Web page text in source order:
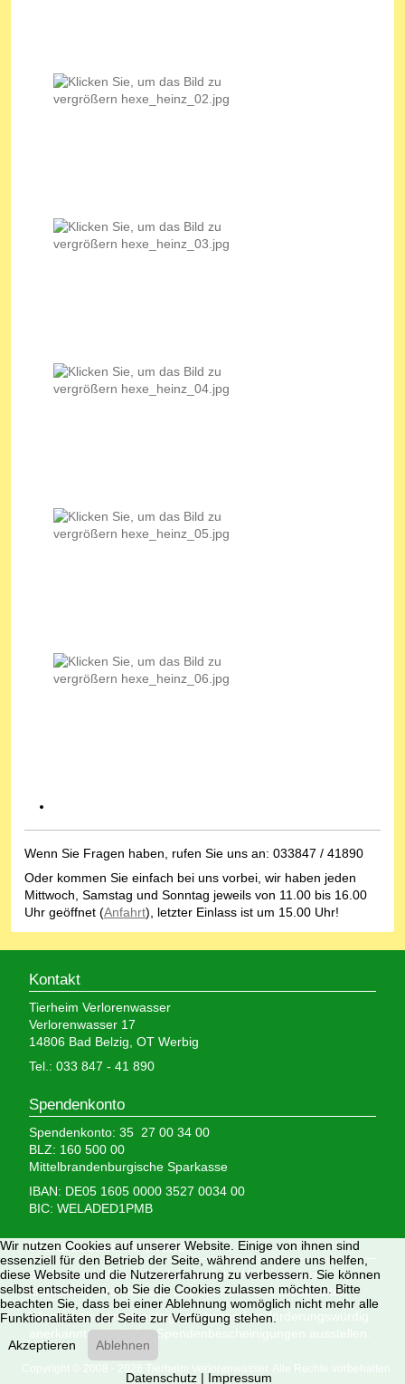
Wenn Sie Fragen haben, rufen Sie uns an: 033847 / 41890
Oder kommen Sie einfach bei uns vorbei, wir haben jeden
Mittwoch, Samstag und Sonntag jeweils von 11.00 bis 16.00
Uhr geöffnet (Anfahrt), letzter Einlass ist um 15.00 Uhr!
Kontakt
Tierheim Verlorenwasser
Verlorenwasser 17
14806 Bad Belzig, OT Werbig
Tel.: 033 847 - 41 890
Spendenkonto
Spendenkonto: 35 27 00 34 00
BLZ: 160 500 00
Mittelbrandenburgische Sparkasse
IBAN: DE05 1605 0000 3527 0034 00
BIC: WELADED1PMB
Wir brauchen Ihre Hilfe,
denn wir erhalten keinerlei staatliche Hilfe, sondern
finanzieren das Tierheim aus Spenden und Erbschaften.
Wir sind als gemeinnützig und besonders förderungswürdig
anerkannt und dürfen Spendenbescheinigungen ausstellen.
Copyright © 2008 - 2026 Tierheim Verlorenwasser. Alle Rechte vorbehalten.
Wir nutzen Cookies auf unserer Website. Einige von ihnen sind
essenziell für den Betrieb der Seite, während andere uns helfen,
diese Website und die Nutzererfahrung zu verbessern. Sie können
selbst entscheiden, ob Sie die Cookies zulassen möchten. Bitte
beachten Sie, dass bei einer Ablehnung womöglich nicht mehr alle
Funktionalitäten der Seite zur Verfügung stehen.
Akzeptieren
Ablehnen
Datenschutz| Impressum